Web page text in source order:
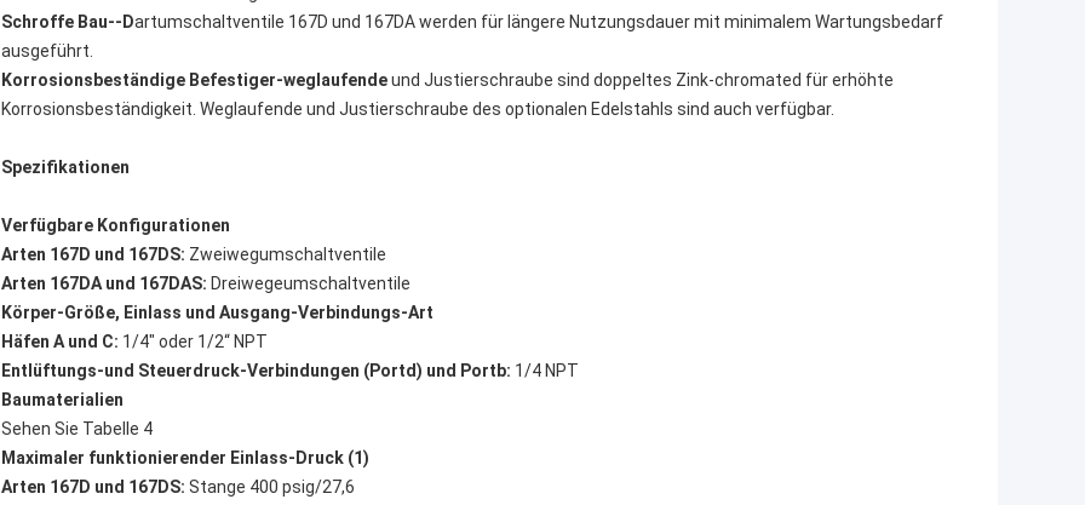
Schroffe Bau--Dartumschaltventile 167D und 167DA werden für längere Nutzungsdauer mit minimalem Wartungsbedarf
ausgeführt.
Korrosionsbeständige Befestiger-weglaufendeund Justierschraube sind doppeltes Zink-chromated für erhöhte
Korrosionsbeständigkeit. Weglaufende und Justierschraube des optionalen Edelstahls sind auch verfügbar.
Spezifikationen
Verfügbare Konfigurationen
Arten 167D und 167DS: Zweiwegumschaltventile
Arten 167DA und 167DAS: Dreiwegeumschaltventile
Körper-Größe, Einlass und Ausgang-Verbindungs-Art
Häfen A und C: 1/4" oder 1/2“ NPT
Entlüftungs-und Steuerdruck-Verbindungen (Portd) und Portb: 1/4 NPT
Baumaterialien
Sehen Sie Tabelle 4
Maximaler funktionierender Einlass-Druck (1)
Arten 167D und 167DS: Stange 400 psig/27,6